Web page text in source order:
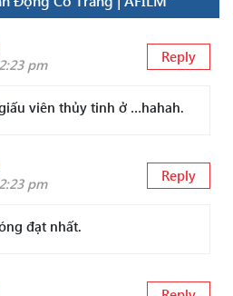
pm
Reply
viên thủy tinh ở …hahah.
pm
Reply
đạt nhất.